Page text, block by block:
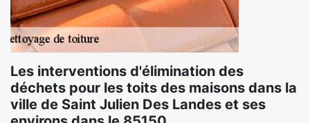
Les interventions d'élimination des
déchets pour les toits des maisons dans la
ville de Saint Julien Des Landes et ses